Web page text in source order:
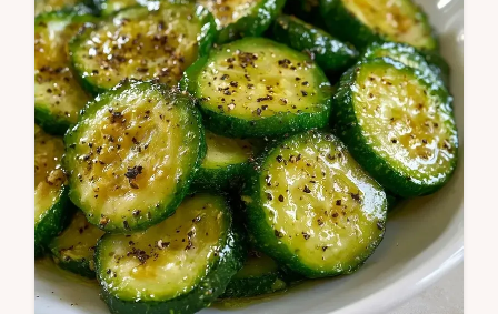
Courgettes Air Fryer convient aux
personnes cherchant un repas sain.